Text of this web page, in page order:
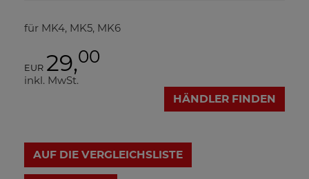
für MK4, MK5, MK6
EUR 29,00
inkl. MwSt.
HÄNDLER FINDEN
AUF DIE VERGLEICHSLISTE